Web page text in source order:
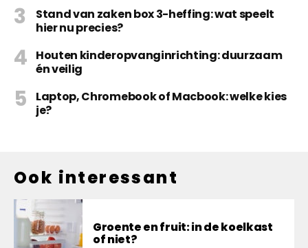
Stand van zaken box 3-heffing: wat speelt
hier nu precies?
Houten kinderopvanginrichting: duurzaam
én veilig
Laptop, Chromebook of Macbook: welke kies
je?
Ook interessant
Groente en fruit: in de koelkast
of niet?